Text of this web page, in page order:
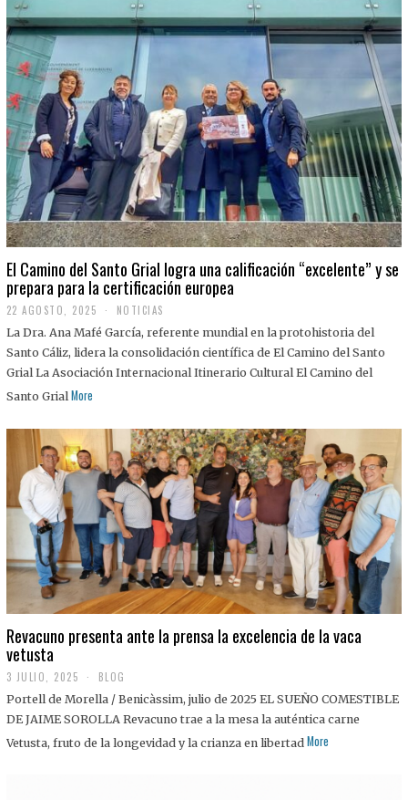
El Camino del Santo Grial logra una calificación “excelente” y se
prepara para la certificación europea
22 AGOSTO, 2025
2
A
G
O
S
2
5
NOTICIAS
La Dra. Ana Mafé García, referente mundial en la protohistoria del
Santo Cáliz, lidera la consolidación científica de El Camino del Santo
Grial La Asociación Internacional Itinerario Cultural El Camino del
Santo Grial More
Revacuno presenta ante la prensa la excelencia de la vaca
vetusta
3 JULIO, 2025
J
U
I
BLOG
Portell de Morella / Benicàssim, julio de 2025 EL SUEÑO COMESTIBLE
DE JAIME SOROLLA Revacuno trae a la mesa la auténtica carne
Vetusta, fruto de la longevidad y la crianza en libertad More